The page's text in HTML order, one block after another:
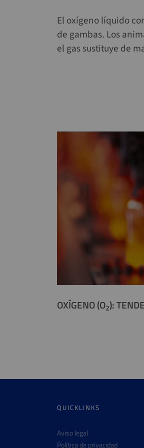
El oxígeno líquido
de gambas. Los
el gas sustituye de
OXÍGENO (O2):
QUICKLINKS
Aviso legal
Política de privacidad